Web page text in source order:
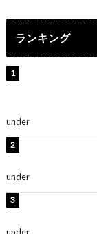
ランキング
under
under
under